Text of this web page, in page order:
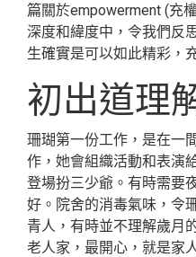
篇關於empowerment (充
深度和緯度中，令我們反
生確實是可以如此精彩，
初出道理
珊瑚第一份工作，是在一
作，她會組織活動和表演
登場扮三少爺。有時需要
好。院舍的消毒氣味，令
青人，有時並不理解歲月
老人家，最開心，就是家